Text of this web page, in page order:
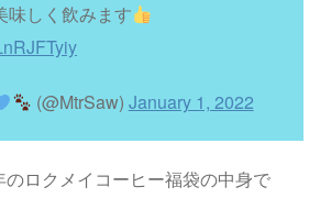
味しく飲みます
(@MtrSaw) January 1, 2022
ロクメイコーヒー福袋の中身で